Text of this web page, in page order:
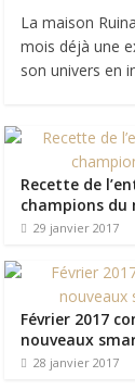
La maison
mois déjà une
son univers en
Recette de
champions du
29 janvier 2017
Février 2017
nouveaux
28 janvier 2017